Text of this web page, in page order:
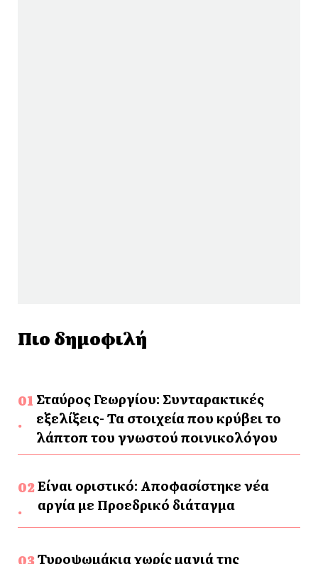
Πιο δημοφιλή
Σταύρος Γεωργίου: Συνταρακτικές
εξελίξεις- Τα στοιχεία που κρύβει το
λάπτοπ του γνωστού ποινικολόγου
Είναι οριστικό: Αποφασίστηκε νέα
αργία με Προεδρικό διάταγμα
Τυροψωμάκια χωρίς μαγιά της